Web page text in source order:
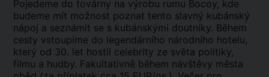
Pojedeme do továrny na výrobu rumu Bocoy, kde
budeme mít možnost poznat tento slavný kubánský
nápoj a seznámit se s kubánskými doutníky. Během
cesty vstoupíme do legendárního národního hotelu,
který od 30. let hostil celebrity ze světa politiky,
filmu a hudby. Fakultativně během návštěvy města